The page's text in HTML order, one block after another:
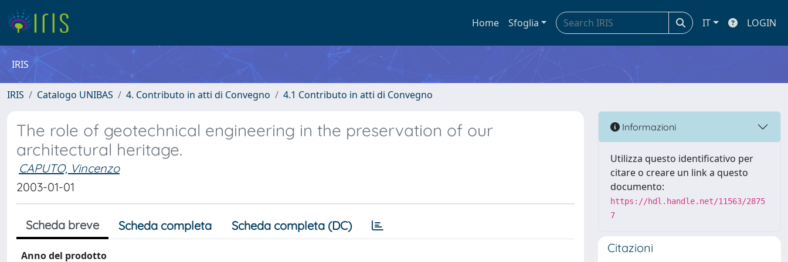
Home Sfoglia IT LOGIN
IRIS
IRIS Catalogo UNIBAS 4. Contributo in atti di Convegno 4.1 Contributo in atti di Convegno
The role of geotechnical engineering in the preservation of our
architectural heritage.
CAPUTO, Vincenzo
2003-01-01
Scheda breve Scheda completa Scheda completa (DC)
Anno del prodotto
Informazioni
Utilizza questo identificativo per
citare o creare un link a questo
documento:
https://hdl.handle.net/11563/2875
7
Citazioni